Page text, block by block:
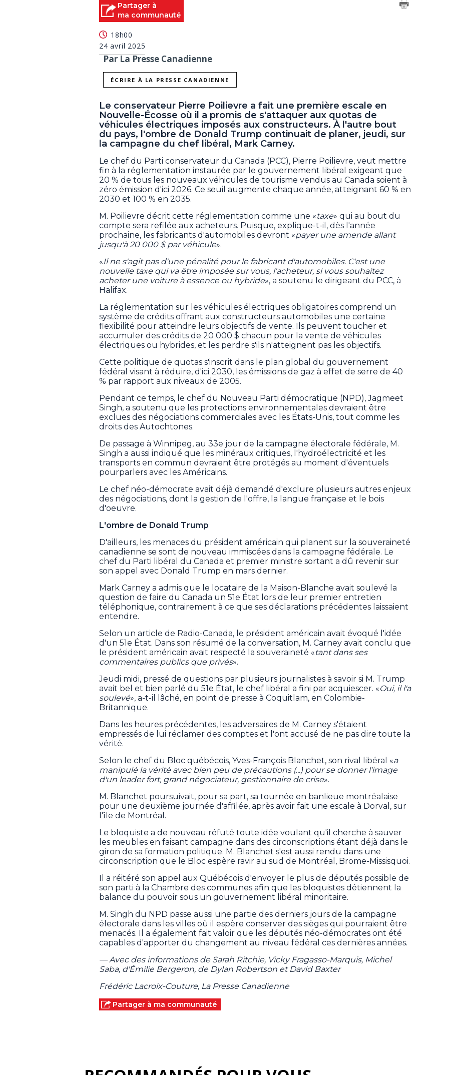
Partager à
ma communauté
18h00
24 avril 2025
Par La Presse Canadienne
ÉCRIRE À LA PRESSE CANADIENNE
Le conservateur Pierre Poilievre a fait une première escale en
Nouvelle-Écosse où il a promis de s'attaquer aux quotas de
véhicules électriques imposés aux constructeurs. À l'autre bout
du pays, l'ombre de Donald Trump continuait de planer, jeudi, sur
la campagne du chef libéral, Mark Carney.
Le chef du Parti conservateur du Canada (PCC), Pierre Poilievre, veut mettre
fin à la réglementation instaurée par le gouvernement libéral exigeant que
20 % de tous les nouveaux véhicules de tourisme vendus au Canada soient à
zéro émission d'ici 2026. Ce seuil augmente chaque année, atteignant 60 % en
2030 et 100 % en 2035.
M. Poilievre décrit cette réglementation comme une «taxe» qui au bout du
compte sera refilée aux acheteurs. Puisque, explique-t-il, dès l'année
prochaine, les fabricants d'automobiles devront «payer une amende allant
jusqu'à 20 000 $ par véhicule».
«Il ne s'agit pas d'une pénalité pour le fabricant d'automobiles. C'est une
nouvelle taxe qui va être imposée sur vous, l'acheteur, si vous souhaitez
acheter une voiture à essence ou hybride», a soutenu le dirigeant du PCC, à
Halifax.
La réglementation sur les véhicules électriques obligatoires comprend un
système de crédits offrant aux constructeurs automobiles une certaine
flexibilité pour atteindre leurs objectifs de vente. Ils peuvent toucher et
accumuler des crédits de 20 000 $ chacun pour la vente de véhicules
électriques ou hybrides, et les perdre s'ils n'atteignent pas les objectifs.
Cette politique de quotas s'inscrit dans le plan global du gouvernement
fédéral visant à réduire, d'ici 2030, les émissions de gaz à effet de serre de 40
% par rapport aux niveaux de 2005.
Pendant ce temps, le chef du Nouveau Parti démocratique (NPD), Jagmeet
Singh, a soutenu que les protections environnementales devraient être
exclues des négociations commerciales avec les États-Unis, tout comme les
droits des Autochtones.
De passage à Winnipeg, au 33e jour de la campagne électorale fédérale, M.
Singh a aussi indiqué que les minéraux critiques, l'hydroélectricité et les
transports en commun devraient être protégés au moment d'éventuels
pourparlers avec les Américains.
Le chef néo-démocrate avait déjà demandé d'exclure plusieurs autres enjeux
des négociations, dont la gestion de l'offre, la langue française et le bois
d'oeuvre.
L'ombre de Donald Trump
D'ailleurs, les menaces du président américain qui planent sur la souveraineté
canadienne se sont de nouveau immiscées dans la campagne fédérale. Le
chef du Parti libéral du Canada et premier ministre sortant a dû revenir sur
son appel avec Donald Trump en mars dernier.
Mark Carney a admis que le locataire de la Maison-Blanche avait soulevé la
question de faire du Canada un 51e État lors de leur premier entretien
téléphonique, contrairement à ce que ses déclarations précédentes laissaient
entendre.
Selon un article de Radio-Canada, le président américain avait évoqué l'idée
d'un 51e État. Dans son résumé de la conversation, M. Carney avait conclu que
le président américain avait respecté la souveraineté «tant dans ses
commentaires publics que privés».
Jeudi midi, pressé de questions par plusieurs journalistes à savoir si M. Trump
avait bel et bien parlé du 51e État, le chef libéral a fini par acquiescer. «Oui, il l'a
soulevé», a-t-il lâché, en point de presse à Coquitlam, en Colombie-
Britannique.
Dans les heures précédentes, les adversaires de M. Carney s'étaient
empressés de lui réclamer des comptes et l'ont accusé de ne pas dire toute la
vérité.
Selon le chef du Bloc québécois, Yves-François Blanchet, son rival libéral «a
manipulé la vérité avec bien peu de précautions (...) pour se donner l'image
d'un leader fort, grand négociateur, gestionnaire de crise».
M. Blanchet poursuivait, pour sa part, sa tournée en banlieue montréalaise
pour une deuxième journée d'affilée, après avoir fait une escale à Dorval, sur
l'île de Montréal.
Le bloquiste a de nouveau réfuté toute idée voulant qu'il cherche à sauver
les meubles en faisant campagne dans des circonscriptions étant déjà dans le
giron de sa formation politique. M. Blanchet s'est aussi rendu dans une
circonscription que le Bloc espère ravir au sud de Montréal, Brome-Missisquoi.
Il a réitéré son appel aux Québécois d'envoyer le plus de députés possible de
son parti à la Chambre des communes afin que les bloquistes détiennent la
balance du pouvoir sous un gouvernement libéral minoritaire.
M. Singh du NPD passe aussi une partie des derniers jours de la campagne
électorale dans les villes où il espère conserver des sièges qui pourraient être
menacés. Il a également fait valoir que les députés néo-démocrates ont été
capables d'apporter du changement au niveau fédéral ces dernières années.
— Avec des informations de Sarah Ritchie, Vicky Fragasso-Marquis, Michel
Saba, d'Émilie Bergeron, de Dylan Robertson et David Baxter
Frédéric Lacroix-Couture, La Presse Canadienne
Partager à ma communauté